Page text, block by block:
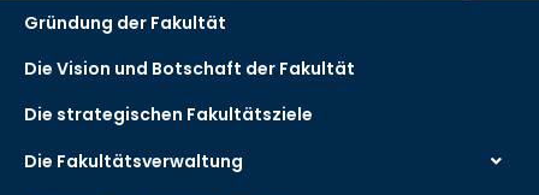
Gründung der Fakultät
Die Vision und Botschaft der Fakultät
Die strategischen Fakultätsziele
Die Fakultätsverwaltung